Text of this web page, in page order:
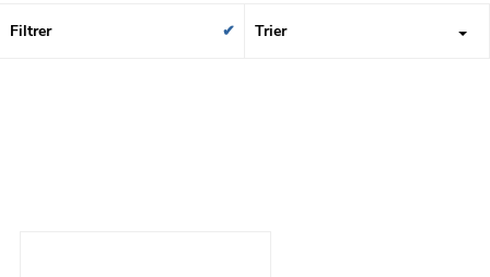
Trier
Filtrer